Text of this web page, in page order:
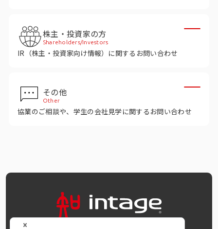
事例紹介
コーポレートサイト
株主・投資家の方
Shareholders/Investors
IR（株主・投資家向け情報）に関するお問い合わせ
その他
Other
協業のご相談や、学生の会社見学に関するお問い合わせ